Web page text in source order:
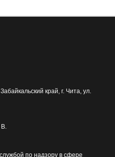
край, г. Чита, ул.
В.
по надзору в сфере